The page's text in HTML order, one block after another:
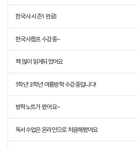
한국사 시즌1 완료!
한국사캠프 수강중~
책 많이 읽게되었어요
1학년 3학년 여름방학 수강중입니다!
방학노트가 왔어요~
독서수업은 온라인으로 처음해봤어요